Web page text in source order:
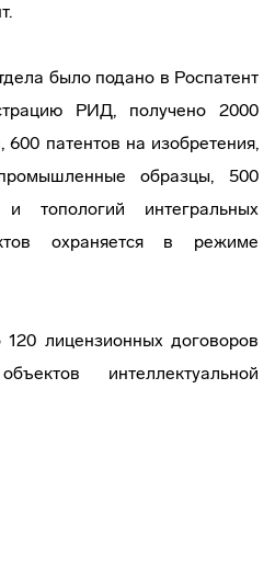
было подано в Роспатент
РИД, получено 2000
600 патентов на изобретения,
образцы, 500
интегральных
охраняется в режиме
лицензионных договоров
интеллектуальной